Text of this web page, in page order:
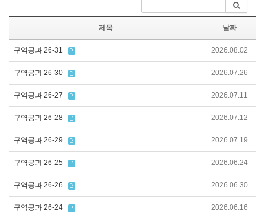
제목 날짜
구역공과 26-31 2026.08.02
구역공과 26-30 2026.07.26
구역공과 26-27 2026.07.11
구역공과 26-28 2026.07.12
구역공과 26-29 2026.07.19
구역공과 26-25 2026.06.24
구역공과 26-26 2026.06.30
구역공과 26-24 2026.06.16